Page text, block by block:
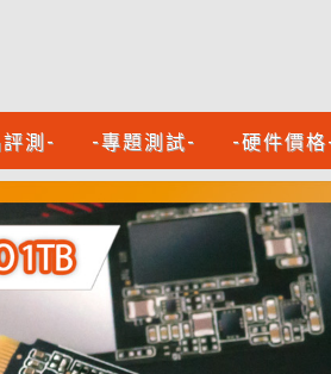
測- -專題測試- -硬件價